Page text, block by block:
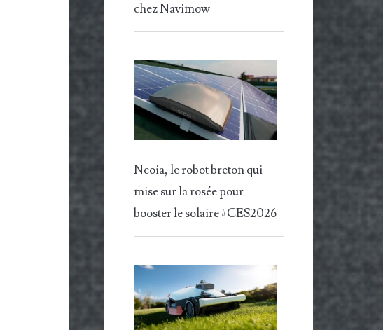
chez Navimow
Neoia, le robot breton qui
mise sur la rosée pour
booster le solaire #CES2026